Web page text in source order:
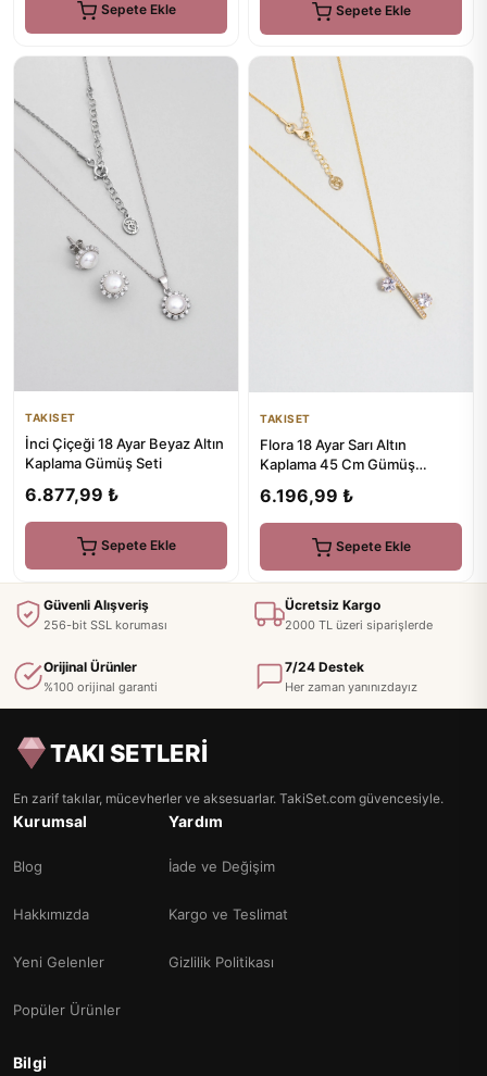
Sepete Ekle Sepete Ekle
TAKISET
İnci Çiçeği 18 Ayar Beyaz Altın
Kaplama Gümüş Seti
6.877,99 ₺
Sepete Ekle
TAKISET
Flora 18 Ayar Sarı Altın
Kaplama 45 Cm Gümüş
6.196,99 ₺
Sepete Ekle
Güvenli Alışveriş
256-bit SSL koruması
Ücretsiz Kargo
2000 TL üzeri siparişlerde
Orijinal Ürünler
%100 orijinal garanti
7/24 Destek
Her zaman yanınızdayız
TAKI SETLERİ
En zarif takılar, mücevherler ve aksesuarlar. TakiSet.com güvencesiyle.
Kurumsal
Blog
Hakkımızda
Yeni Gelenler
Popüler Ürünler
Yardım
İade ve Değişim
Kargo ve Teslimat
Gizlilik Politikası
Bilgi